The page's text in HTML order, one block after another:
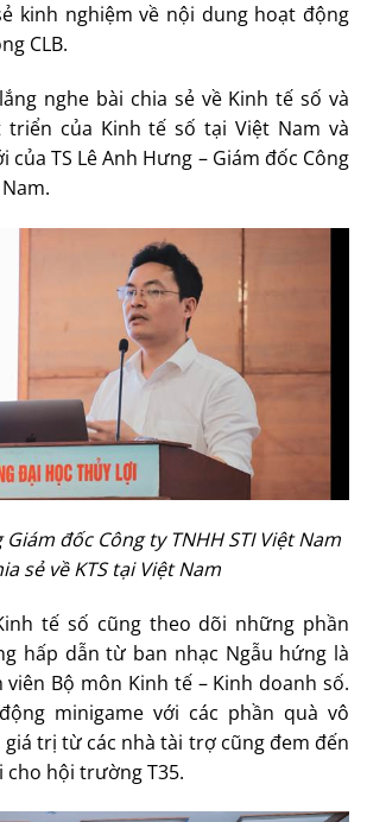
kinh nghiệm về nội dung hoạt động
CLB.
nghe bài chia sẻ về Kinh tế số và
của Kinh tế số tại Việt Nam và
TS Lê Anh Hưng – Giám đốc Công
Giám đốc Công ty TNHH STI Việt Nam
sẻ về KTS tại Việt Nam
tế số cũng theo dõi những phần
hấp dẫn từ ban nhạc Ngẫu hứng là
viên Bộ môn Kinh tế – Kinh doanh số.
minigame với các phần quà vô
giá trị từ các nhà tài trợ cũng đem đến
cho hội trường T35.